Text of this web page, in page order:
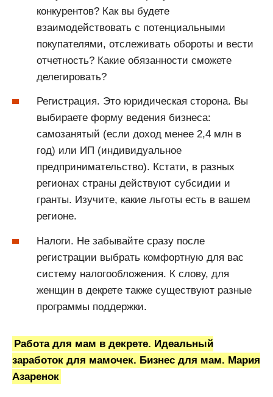
конкурентов? Как вы будете
взаимодействовать с потенциальными
покупателями, отслеживать обороты и вести
отчетность? Какие обязанности сможете
делегировать?
Регистрация. Это юридическая сторона. Вы
выбираете форму ведения бизнеса:
самозанятый (если доход менее 2,4 млн в
год) или ИП (индивидуальное
предпринимательство). Кстати, в разных
регионах страны действуют субсидии и
гранты. Изучите, какие льготы есть в вашем
регионе.
Налоги. Не забывайте сразу после
регистрации выбрать комфортную для вас
систему налогообложения. К слову, для
женщин в декрете также существуют разные
программы поддержки.
Работа для мам в декрете. Идеальный
заработок для мамочек. Бизнес для мам. Мария
Азаренок